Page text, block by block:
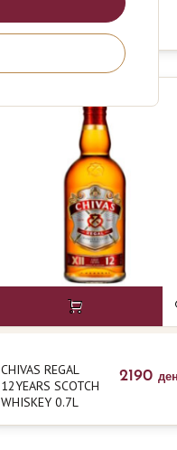
1L
CHIVAS REGAL
12YEARS SCOTCH
WHISKEY 0.7L
2190